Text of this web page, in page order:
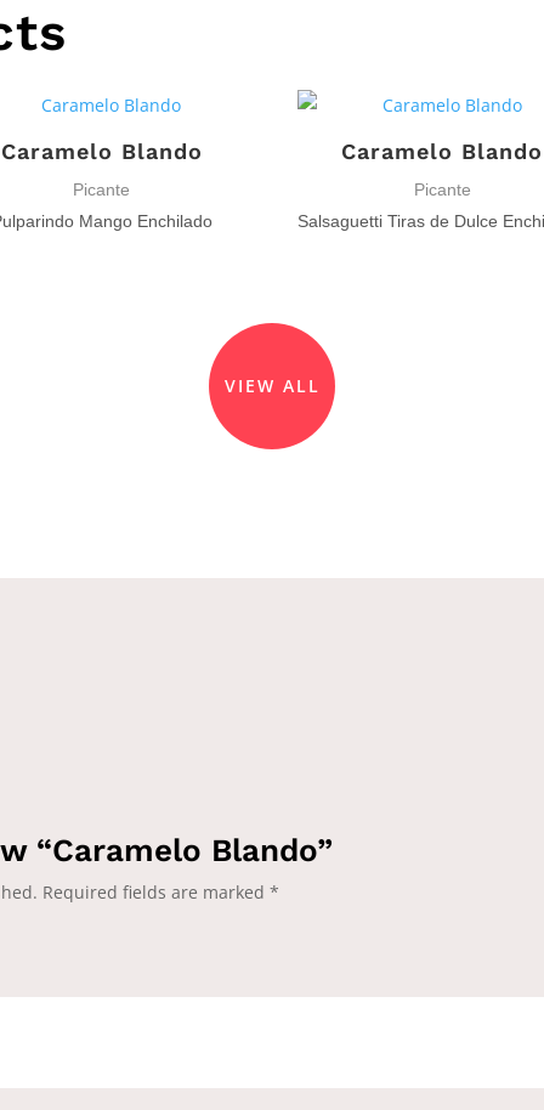
Caramelo Blando
Picante
Mango Enchilado
Caramelo Blando
Picante
VIEW ALL
“Caramelo Blando”
Required fields are marked*